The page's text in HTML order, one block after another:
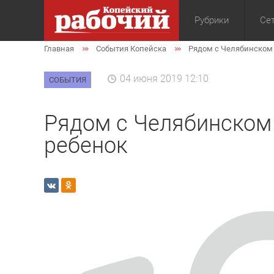
Рубрики
Общество
Главная События Копейска Рядом с Челябинском
СОБЫТИЯ 04 июня 2019 12:10
Рядом с
ребенок